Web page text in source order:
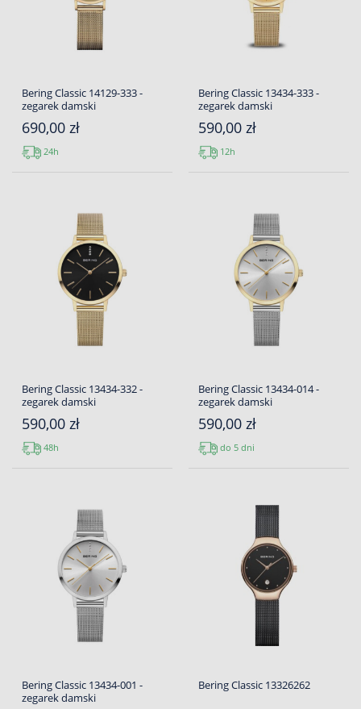
Bering Classic 14129-333 -
zegarek damski
690,00 zł
24h
Bering Classic 13434-333 -
zegarek damski
590,00 zł
12h
Bering Classic 13434-332 -
zegarek damski
590,00 zł
48h
Bering Classic 13434-014 -
zegarek damski
590,00 zł
do 5 dni
Bering Classic 13434-001 -
zegarek damski
Bering Classic 13326262